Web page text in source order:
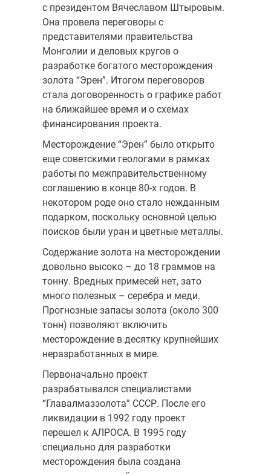
с президентом Вячеславом Штыровым.
Она провела переговоры с
представителями правительства
Монголии и деловых кругов о
разработке богатого месторождения
золота “Эрен”. Итогом переговоров
стала договоренность о графике работ
на ближайшее время и о схемах
финансирования проекта.
Месторождение “Эрен” было открыто
еще советскими геологами в рамках
работы по межправительственному
соглашению в конце 80-х годов. В
некотором роде оно стало нежданным
подарком, поскольку основной целью
поисков были уран и цветные металлы.
Содержание золота на месторождении
довольно высоко – до 18 граммов на
тонну. Вредных примесей нет, зато
много полезных – серебра и меди.
Прогнозные запасы золота (около 300
тонн) позволяют включить
месторождение в десятку крупнейших
неразработанных в мире.
Первоначально проект
разрабатывался специалистами
“Главалмаззолота” СССР. После его
ликвидации в 1992 году проект
перешел к АЛРОСА. В 1995 году
специально для разработки
месторождения была создана